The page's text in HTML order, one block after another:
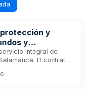
y
y
integral de
El contrato
vagabundos y
del centro